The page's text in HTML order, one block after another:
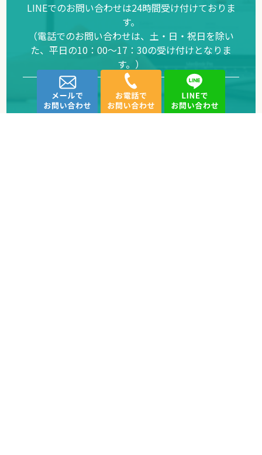
LINEでのお問い合わせは24時間受け付けておりま
す。
（電話でのお問い合わせは、土・日・祝日を除い
た、平日の10：00～17：30の受け付けとなりま
す。）